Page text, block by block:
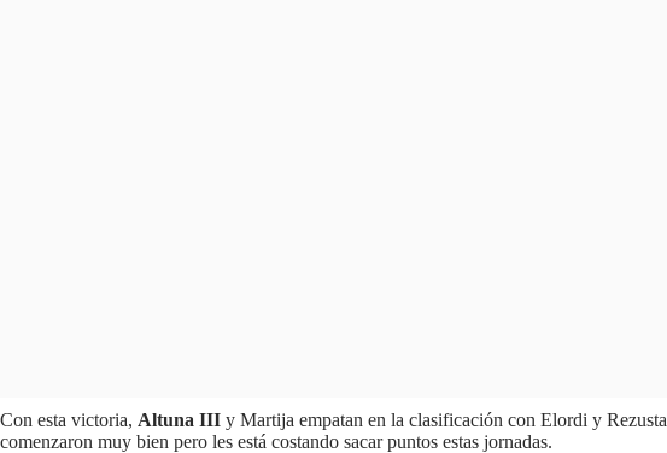
Con esta victoria, Altuna III y Martija empatan en la clasificación con Elordi y
comenzaron muy bien pero les está costando sacar puntos estas jornadas.